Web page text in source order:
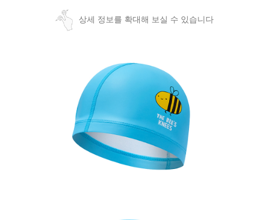
상세 정보를 확대해 보실 수 있습니다